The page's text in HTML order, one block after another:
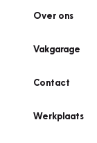
Over ons
Vakgarage
Contact
Werkplaats